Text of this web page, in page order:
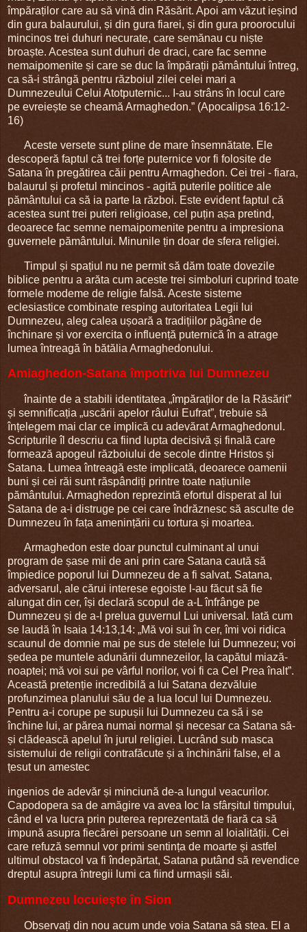
împăraților care au să vină din Răsărit. Apoi am văzut ieșind
din gura balaurului, și din gura fiarei, și din gura proorocului
mincinos trei duhuri necurate, care semănau cu niște
broaște. Acestea sunt duhuri de draci, care fac semne
nemaipomenite și care se duc la împărații pământului întreg,
ca să-i strângă pentru războiul zilei celei mari a
Dumnezeului Celui Atotputernic... I-au strâns în locul care
pe evreiește se cheamă Armaghedon.” (Apocalipsa 16:12-
16)
Aceste versete sunt pline de mare însemnătate. Ele
descoperă faptul că trei forțe puternice vor fi folosite de
Satana în pregătirea căii pentru Armaghedon. Cei trei - fiara,
balaurul și profetul mincinos - agită puterile politice ale
pământului ca să ia parte la război. Este evident faptul că
acestea sunt trei puteri religioase, cel puțin așa pretind,
deoarece fac semne nemaipomenite pentru a impresiona
guvernele pământului. Minunile țin doar de sfera religiei.
Timpul și spațiul nu ne permit să dăm toate dovezile
biblice pentru a arăta cum aceste trei simboluri cuprind toate
formele modeme de religie falsă. Aceste sisteme
eclesiastice combinate resping autoritatea Legii lui
Dumnezeu, aleg calea ușoară a tradițiilor păgâne de
închinare și vor exercita o influență puternică în a atrage
lumea întreagă în bătălia Armaghedonului.
Amiaghedon-Satana împotriva Iui Dumnezeu
înainte de a stabili identitatea „împăraților de la Răsărit”
și semnificația „uscării apelor râului Eufrat”, trebuie să
înțelegem mai clar ce implică cu adevărat Armaghedonul.
Scripturile îl descriu ca fiind lupta decisivă și finală care
formează apogeul războiului de secole dintre Hristos și
Satana. Lumea întreagă este implicată, deoarece oamenii
buni și cei răi sunt răspândiți printre toate națiunile
pământului. Armaghedon reprezintă efortul disperat al lui
Satana de a-i distruge pe cei care îndrăznesc să asculte de
Dumnezeu în fața amenințării cu tortura și moartea.
Armaghedon este doar punctul culminant al unui
program de șase mii de ani prin care Satana caută să
împiedice poporul lui Dumnezeu de a fi salvat. Satana,
adversarul, ale cărui interese egoiste l-au făcut să fie
alungat din cer, își declară scopul de a-L înfrânge pe
Dumnezeu și de a-I prelua guvernul Lui universal. Iată cum
se laudă în Isaia 14:13,14: „Mă voi sui în cer, îmi voi ridica
scaunul de domnie mai pe sus de stelele lui Dumnezeu; voi
ședea pe muntele adunării dumnezeilor, la capătul miază-
noaptei; mă voi sui pe vârful norilor, voi fi ca Cel Prea înalt”.
Această pretenție incredibilă a lui Satana dezvăluie
profunzimea planului său de a lua locul lui Dumnezeu.
Pentru a-i corupe pe supușii lui Dumnezeu ca să i se
închine lui, ar părea numai normal și necesar ca Satana să-
și clădească apelul în jurul religiei. Lucrând sub masca
sistemului de religii contrafăcute și a închinării false, el a
țesut un amestec
ingenios de adevăr și minciună de-a lungul veacurilor.
Capodopera sa de amăgire va avea loc la sfârșitul timpului,
când el va lucra prin puterea reprezentată de fiară ca să
impună asupra fiecărei persoane un semn al loialității. Cei
care refuză semnul vor primi sentința de moarte și astfel
ultimul obstacol va fi îndepărtat, Satana putând să revendice
dreptul asupra întregii lumi ca fiind urmașii săi.
Dumnezeu locuiește în Sion
Observați din nou acum unde voia Satana să stea. El a